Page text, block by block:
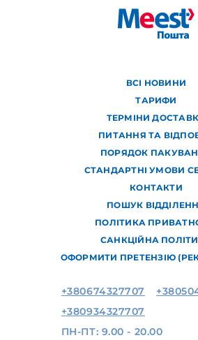
ВСІ НОВИНИ
ТАРИФИ
ТЕРМІНИ
ПИТАННЯ ТА
ПОРЯДОК
СТАНДАРТНІ УМОВИ
КОНТАКТИ
ПОШУК
ПОЛІТИКА
САНКЦІЙНА
ОФОРМИТИ ПРЕТЕНЗІЮ
+380674327707
+380934327707
ПН-ПТ: 9.00 - 20.00